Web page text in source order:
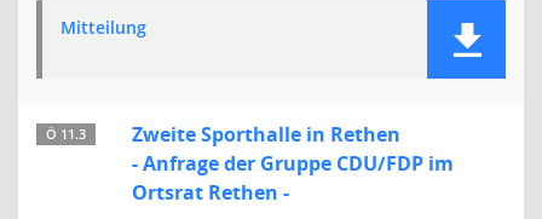
Mitteilung
Ö 11.3
Zweite Sporthalle in Rethen
- Anfrage der Gruppe CDU/FDP im
Ortsrat Rethen -